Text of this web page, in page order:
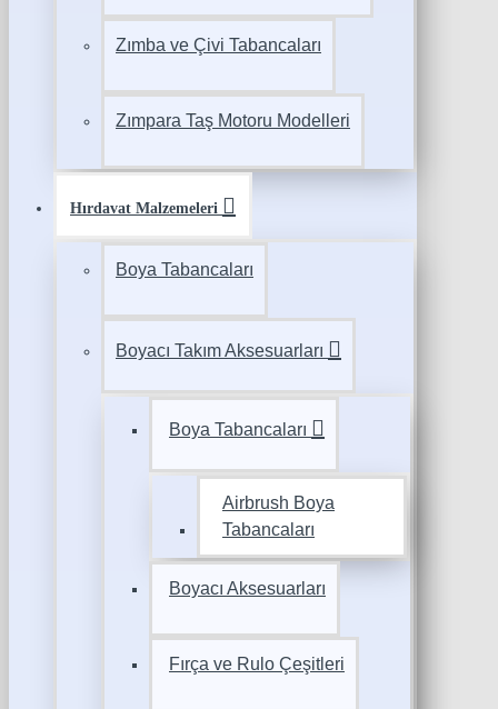
Zımba ve Çivi Tabancaları
Zımpara Taş Motoru Modelleri
Hırdavat Malzemeleri
Boya Tabancaları
Boyacı Takım Aksesuarları
Boya Tabancaları
Airbrush Boya
Tabancaları
Boyacı Aksesuarları
Fırça ve Rulo Çeşitleri